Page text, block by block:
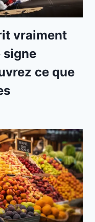
vraiment
signe
ce que